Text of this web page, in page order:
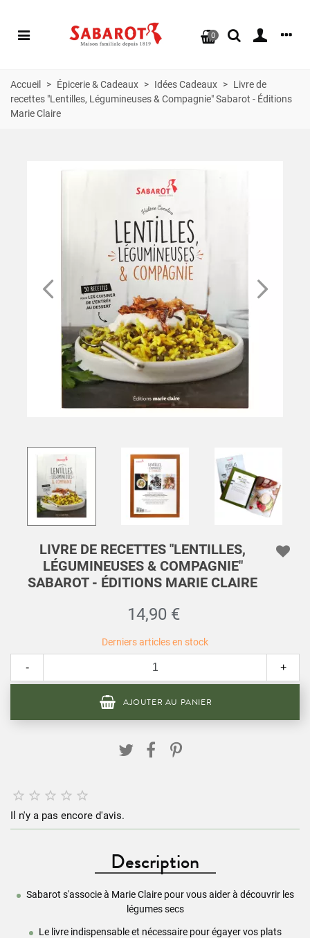
0
Accueil > Épicerie & Cadeaux > Idées Cadeaux > Livre de
recettes "Lentilles, Légumineuses & Compagnie" Sabarot - Éditions
Marie Claire
LIVRE DE RECETTES "LENTILLES,
LÉGUMINEUSES & COMPAGNIE"
SABAROT - ÉDITIONS MARIE CLAIRE
14,90 €
Derniers articles en stock
- +
AJOUTER AU PANIER
    
Il n'y a pas encore d'avis.
Description
Sabarot s'associe à Marie Claire pour vous aider à découvrir les
légumes secs
Le livre indispensable et nécessaire pour égayer vos plats